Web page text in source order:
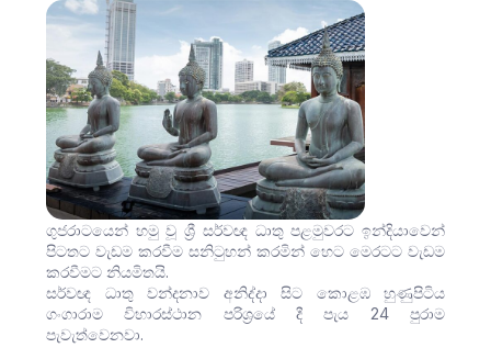
ගුජරාටයෙන් හමු වූ ශ්‍රී සර්වඥ ධාතු පළමුවරට ඉන්දියාවෙන්
පිටතට වැඩම කරවීම සනිටුහන් කරමින් හෙට මෙරටට වැඩම
කරවීමට නියමිතයි.
සර්වඥ ධාතු වන්දනාව අනිද්දා සිට කොළඹ හුණුපිටිය
ගංගාරාම විහාරස්ථාන පරිශ්‍රයේ දී පැය 24 පුරාම
පැවැත්වෙනවා.